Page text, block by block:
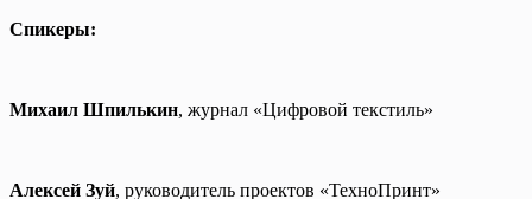
Спикеры:
Михаил Шпилькин, журнал «Цифровой текстиль»
Алексей Зуй, руководитель проектов «ТехноПринт»